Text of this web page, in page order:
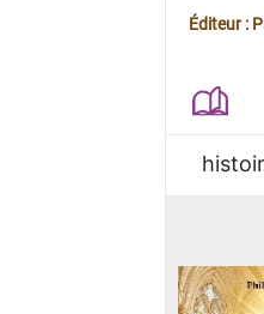
Juan
Éditeur :